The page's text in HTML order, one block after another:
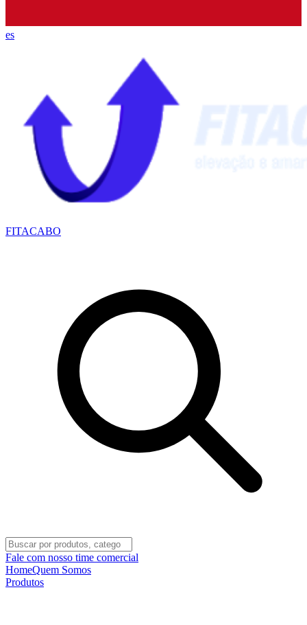
es
FITACABO
Fale com nosso time comercial
HomeQuem Somos
Produtos